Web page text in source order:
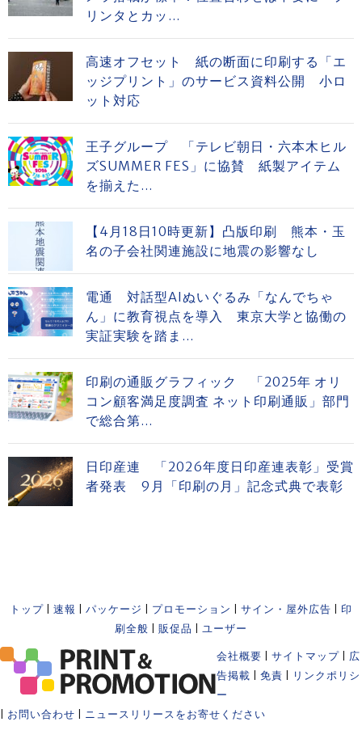
リンタとカッ...
高速オフセット 紙の断面に印刷する「エ
ッジプリント」のサービス資料公開 小ロ
ット対応
王子グループ 「テレビ朝日・六本木ヒル
ズSUMMER FES」に協賛 紙製アイテム
を揃えた...
【4月18日10時更新】凸版印刷 熊本・玉
名の子会社関連施設に地震の影響なし
電通 対話型AIぬいぐるみ「なんでちゃ
ん」に教育視点を導入 東京大学と協働の
実証実験を踏ま...
印刷の通販グラフィック 「2025年 オリ
コン顧客満足度調査 ネット印刷通販」部門
で総合第...
日印産連 「2026年度日印産連表彰」受賞
者発表 9月「印刷の月」記念式典で表彰
トップ 速報 パッケージ プロモーション サイン・屋外広告
印
刷全般
販促品 ユーザー
会社概要 サイトマップ
広
告掲載
免責
リンクポリシ
ー
お問い合わせ ニュースリリースをお寄せください